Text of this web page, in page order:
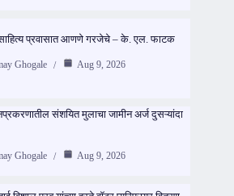
प्रवासात आणणे गरजेचे – के. एल. फाटक
Ghogale Aug 9, 2026
संशयित मुलाचा जामीन अर्ज दुसऱ्यांदा
Ghogale Aug 9, 2026